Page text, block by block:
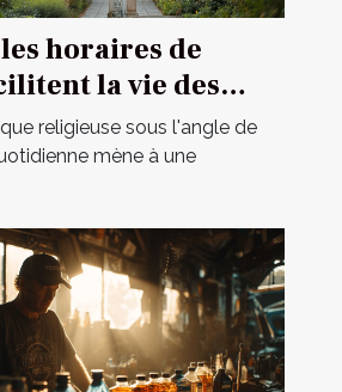
horaires de
la vie des
religieuse sous l'angle de
mène à une